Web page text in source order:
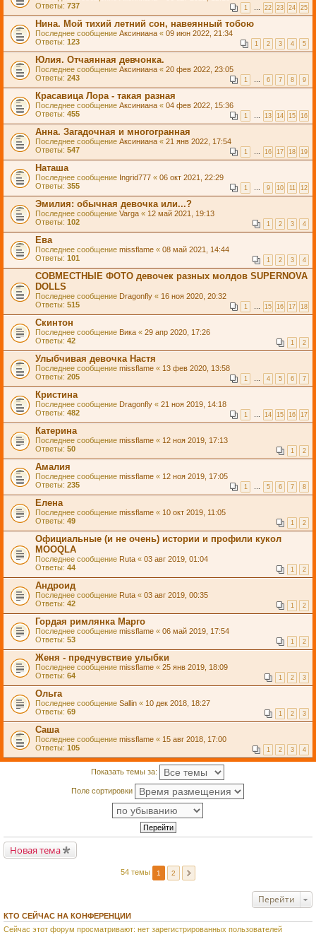
Ответы: 737 1 … 22 23 24 25
Нина. Мой тихий летний сон, навеянный тобою
Последнее сообщение Аксиниана « 09 июн 2022, 21:34
Ответы: 123 1 2 3 4 5
Юлия. Отчаянная девчонка.
Последнее сообщение Аксиниана « 20 фев 2022, 23:05
Ответы: 243 1 … 6 7 8 9
Красавица Лора - такая разная
Последнее сообщение Аксиниана « 04 фев 2022, 15:36
Ответы: 455 1 … 13 14 15 16
Анна. Загадочная и многогранная
Последнее сообщение Аксиниана « 21 янв 2022, 17:54
Ответы: 547 1 … 16 17 18 19
Наташа
Последнее сообщение Ingrid777 « 06 окт 2021, 22:29
Ответы: 355 1 … 9 10 11 12
Эмилия: обычная девочка или...?
Последнее сообщение Varga « 12 май 2021, 19:13
Ответы: 102 1 2 3 4
Ева
Последнее сообщение missflame « 08 май 2021, 14:44
Ответы: 101 1 2 3 4
СОВМЕСТНЫЕ ФОТО девочек разных молдов SUPERNOVA
DOLLS
Последнее сообщение Dragonfly « 16 ноя 2020, 20:32
Ответы: 515 1 … 15 16 17 18
Скинтон
Последнее сообщение Вика « 29 апр 2020, 17:26
Ответы: 42 1 2
Улыбчивая девочка Настя
Последнее сообщение missflame « 13 фев 2020, 13:58
Ответы: 205 1 … 4 5 6 7
Кристина
Последнее сообщение Dragonfly « 21 ноя 2019, 14:18
Ответы: 482 1 … 14 15 16 17
Катерина
Последнее сообщение missflame « 12 ноя 2019, 17:13
Ответы: 50 1 2
Амалия
Последнее сообщение missflame « 12 ноя 2019, 17:05
Ответы: 235 1 … 5 6 7 8
Елена
Последнее сообщение missflame « 10 окт 2019, 11:05
Ответы: 49 1 2
Официальные (и не очень) истории и профили кукол
MOOQLA
Последнее сообщение Ruta « 03 авг 2019, 01:04
Ответы: 44 1 2
Андроид
Последнее сообщение Ruta « 03 авг 2019, 00:35
Ответы: 42 1 2
Гордая римлянка Марго
Последнее сообщение missflame « 06 май 2019, 17:54
Ответы: 53 1 2
Женя - предчувствие улыбки
Последнее сообщение missflame « 25 янв 2019, 18:09
Ответы: 64 1 2 3
Ольга
Последнее сообщение Sallin « 10 дек 2018, 18:27
Ответы: 69 1 2 3
Саша
Последнее сообщение missflame « 15 авг 2018, 17:00
Ответы: 105 1 2 3 4
Показать темы за:
Поле сортировки
Новая тема
54 темы 1 2
Перейти
КТО СЕЙЧАС НА КОНФЕРЕНЦИИ
Сейчас этот форум просматривают: нет зарегистрированных пользователей